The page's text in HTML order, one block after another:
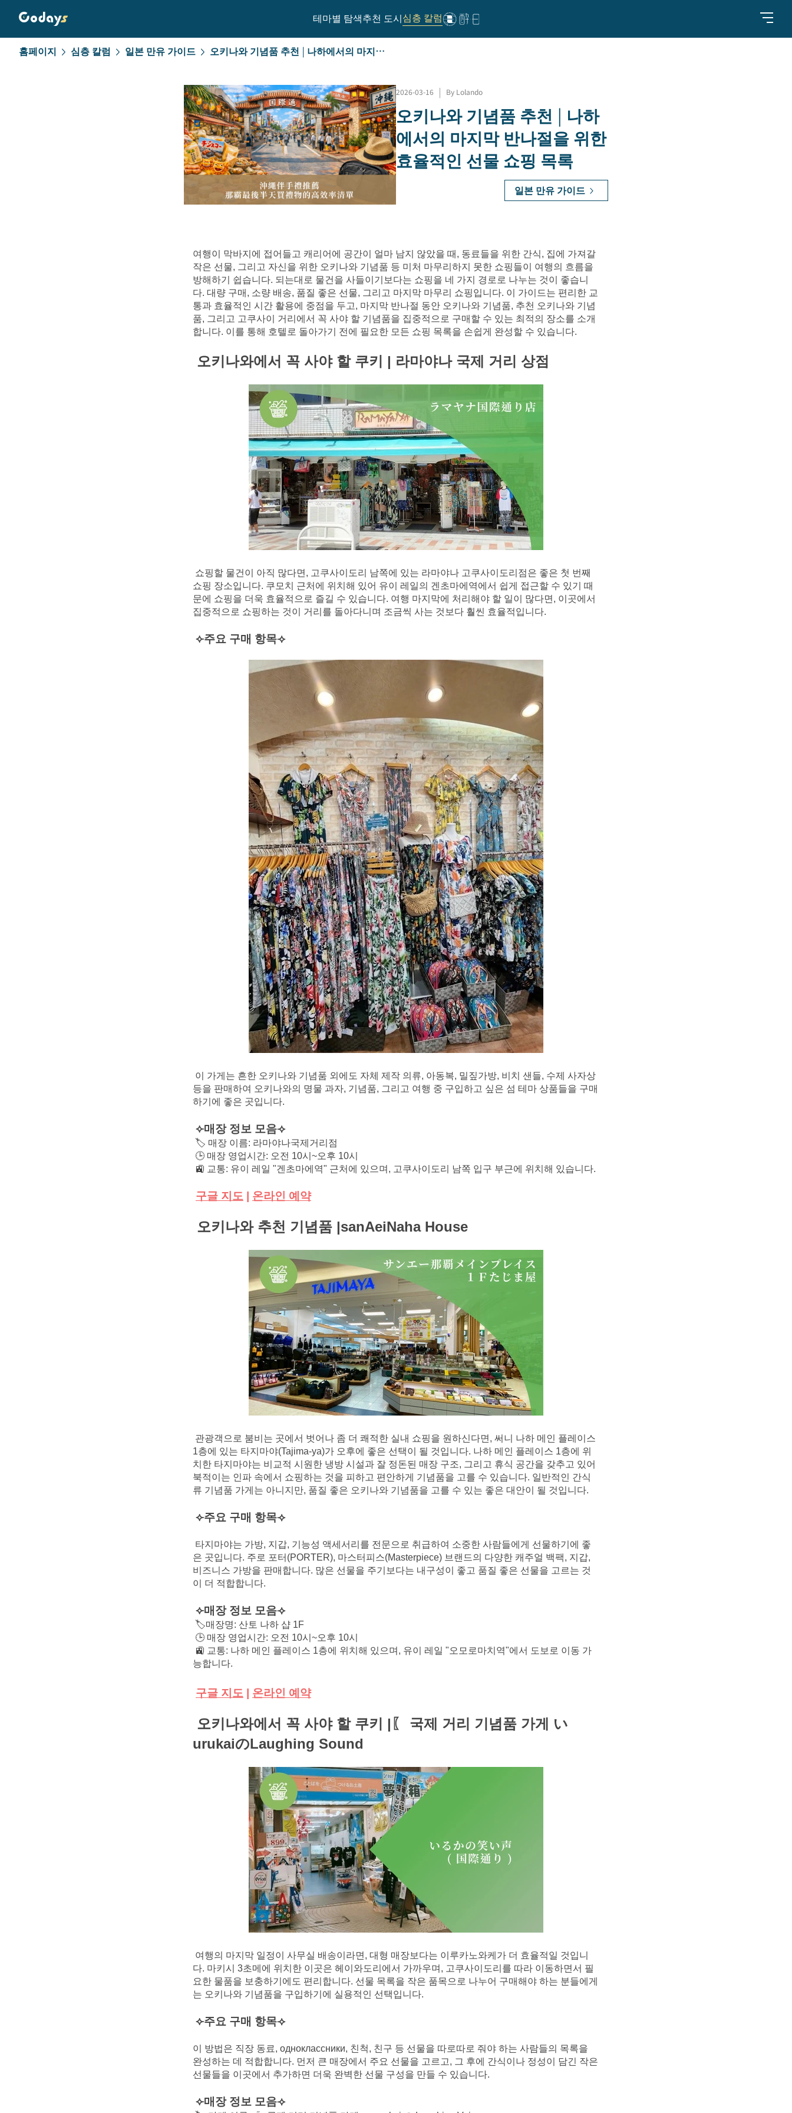
테마별 탐색추천 도시심층 칼럼
홈페이지 심층 칼럼 일본 만유 가이드 오키나와 기념품 추천 | 나하에서의 마지막 반나절을 위한 효율적인 선물 쇼핑 목록
2026-03-16 By Lolando
오키나와 기념품 추천 | 나하
에서의 마지막 반나절을 위한
효율적인 선물 쇼핑 목록
일본 만유 가이드
여행이 막바지에 접어들고 캐리어에 공간이 얼마 남지 않았을 때, 동료들을 위한 간식, 집에 가져갈
작은 선물, 그리고 자신을 위한 오키나와 기념품 등 미처 마무리하지 못한 쇼핑들이 여행의 흐름을
방해하기 쉽습니다. 되는대로 물건을 사들이기보다는 쇼핑을 네 가지 경로로 나누는 것이 좋습니
다. 대량 구매, 소량 배송, 품질 좋은 선물, 그리고 마지막 마무리 쇼핑입니다. 이 가이드는 편리한 교
통과 효율적인 시간 활용에 중점을 두고, 마지막 반나절 동안 오키나와 기념품, 추천 오키나와 기념
품, 그리고 고쿠사이 거리에서 꼭 사야 할 기념품을 집중적으로 구매할 수 있는 최적의 장소를 소개
합니다. 이를 통해 호텔로 돌아가기 전에 필요한 모든 쇼핑 목록을 손쉽게 완성할 수 있습니다.
오키나와에서 꼭 사야 할 쿠키 | 라마야나 국제 거리 상점
쇼핑할 물건이 아직 많다면, 고쿠사이도리 남쪽에 있는 라마야나 고쿠사이도리점은 좋은 첫 번째
쇼핑 장소입니다. 쿠모치 근처에 위치해 있어 유이 레일의 겐초마에역에서 쉽게 접근할 수 있기 때
문에 쇼핑을 더욱 효율적으로 즐길 수 있습니다. 여행 마지막에 처리해야 할 일이 많다면, 이곳에서
집중적으로 쇼핑하는 것이 거리를 돌아다니며 조금씩 사는 것보다 훨씬 효율적입니다.
⟣주요 구매 항목⟢
이 가게는 흔한 오키나와 기념품 외에도 자체 제작 의류, 아동복, 밀짚가방, 비치 샌들, 수제 사자상
등을 판매하여 오키나와의 명물 과자, 기념품, 그리고 여행 중 구입하고 싶은 섬 테마 상품들을 구매
하기에 좋은 곳입니다.
⟣매장 정보 모음⟢
🏷️ 매장 이름: 라마야나국제거리점
🕒 매장 영업시간: 오전 10시~오후 10시
🚉 교통: 유이 레일 "겐초마에역" 근처에 있으며, 고쿠사이도리 남쪽 입구 부근에 위치해 있습니다.
구글 지도 | 온라인 예약
오키나와 추천 기념품 |sanAeiNaha House
관광객으로 붐비는 곳에서 벗어나 좀 더 쾌적한 실내 쇼핑을 원하신다면, 써니 나하 메인 플레이스
1층에 있는 타지마야(Tajima-ya)가 오후에 좋은 선택이 될 것입니다. 나하 메인 플레이스 1층에 위
치한 타지마야는 비교적 시원한 냉방 시설과 잘 정돈된 매장 구조, 그리고 휴식 공간을 갖추고 있어
북적이는 인파 속에서 쇼핑하는 것을 피하고 편안하게 기념품을 고를 수 있습니다. 일반적인 간식
류 기념품 가게는 아니지만, 품질 좋은 오키나와 기념품을 고를 수 있는 좋은 대안이 될 것입니다.
⟣주요 구매 항목⟢
타지마야는 가방, 지갑, 기능성 액세서리를 전문으로 취급하여 소중한 사람들에게 선물하기에 좋
은 곳입니다. 주로 포터(PORTER), 마스터피스(Masterpiece) 브랜드의 다양한 캐주얼 백팩, 지갑,
비즈니스 가방을 판매합니다. 많은 선물을 주기보다는 내구성이 좋고 품질 좋은 선물을 고르는 것
이 더 적합합니다.
⟣매장 정보 모음⟢
🏷️매장명: 산토 나하 샵 1F
🕒 매장 영업시간: 오전 10시~오후 10시
🚉 교통: 나하 메인 플레이스 1층에 위치해 있으며, 유이 레일 "오모로마치역"에서 도보로 이동 가
능합니다.
구글 지도 | 온라인 예약
오키나와에서 꼭 사야 할 쿠키 |〖 국제 거리 기념품 가게 い
urukaiのLaughing Sound
여행의 마지막 일정이 사무실 배송이라면, 대형 매장보다는 이루카노와케가 더 효율적일 것입니
다. 마키시 3초메에 위치한 이곳은 헤이와도리에서 가까우며, 고쿠사이도리를 따라 이동하면서 필
요한 물품을 보충하기에도 편리합니다. 선물 목록을 작은 품목으로 나누어 구매해야 하는 분들에게
는 오키나와 기념품을 구입하기에 실용적인 선택입니다.
⟣주요 구매 항목⟢
이 방법은 직장 동료, одноклассники, 친척, 친구 등 선물을 따로따로 줘야 하는 사람들의 목록을
완성하는 데 적합합니다. 먼저 큰 매장에서 주요 선물을 고르고, 그 후에 간식이나 정성이 담긴 작은
선물들을 이곳에서 추가하면 더욱 완벽한 선물 구성을 만들 수 있습니다.
⟣매장 정보 모음⟢